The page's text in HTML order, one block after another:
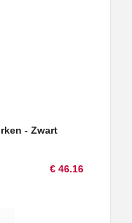
- Zwart
€ 46.16